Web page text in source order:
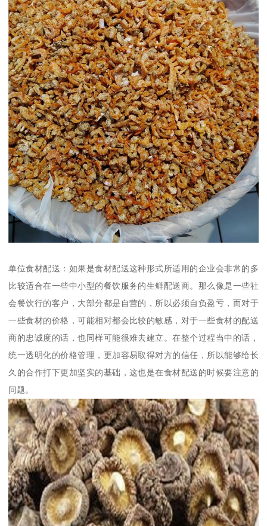
单位食材配送：如果是食材配送这种形式所适用的企业会非常的多
比较适合在一些中小型的餐饮服务的生鲜配送商。那么像是一些社
会餐饮行的客户，大部分都是自营的，所以必须自负盈亏，而对于
一些食材的价格，可能相对都会比较的敏感，对于一些食材的配送
商的忠诚度的话，也同样可能很难去建立。在整个过程当中的话，
统一透明化的价格管理，更加容易取得对方的信任，所以能够给长
久的合作打下更加坚实的基础，这也是在食材配送的时候要注意的
问题。